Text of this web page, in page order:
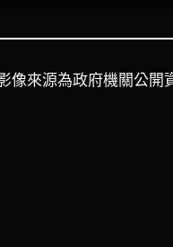
像來源為政府機關公開